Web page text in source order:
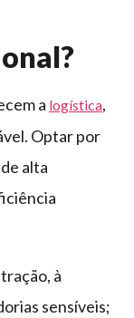
a logística,
Optar por
alta
à
sensíveis;